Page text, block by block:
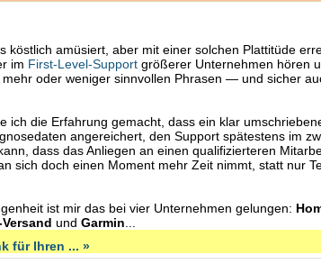
köstlich amüsiert, aber mit einer solchen Plattitüde
im First-Level-Support größerer Unternehmen hören
mehr oder weniger sinnvollen Phrasen — und sicher
ich die Erfahrung gemacht, dass ein klar
angereichert, den Support spätestens im
dass das Anliegen an einen qualifizierteren
sich doch einen Moment mehr Zeit nimmt, statt nur
ist mir das bei vier Unternehmen gelungen:
undGarmin
für Ihren ... »